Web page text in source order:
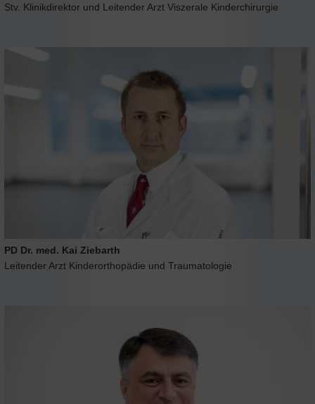
Stv. Klinikdirektor und Leitender Arzt Viszerale Kinderchirurgie
PD Dr. med. Kai Ziebarth
Leitender Arzt Kinderorthopädie und Traumatologie